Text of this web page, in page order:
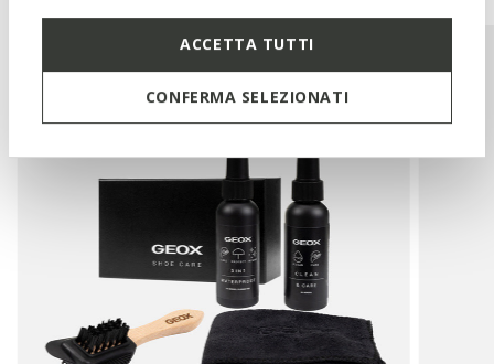
ACCETTA TUTTI
CONFERMA SELEZIONATI